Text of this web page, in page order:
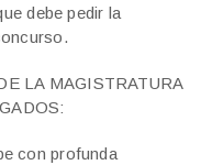
debe pedir la
LA MAGISTRATURA
con profunda